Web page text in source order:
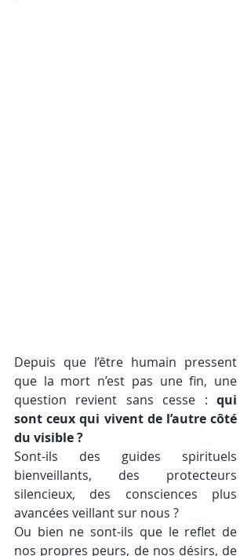
Depuis que l’être humain pressent
que la mort n’est pas une fin, une
question revient sans cesse : qui
sont ceux qui vivent de l’autre côté
du visible ?
Sont-ils des guides spirituels
bienveillants, des protecteurs
silencieux, des consciences plus
avancées veillant sur nous ?
Ou bien ne sont-ils que le reflet de
nos propres peurs, de nos désirs, de